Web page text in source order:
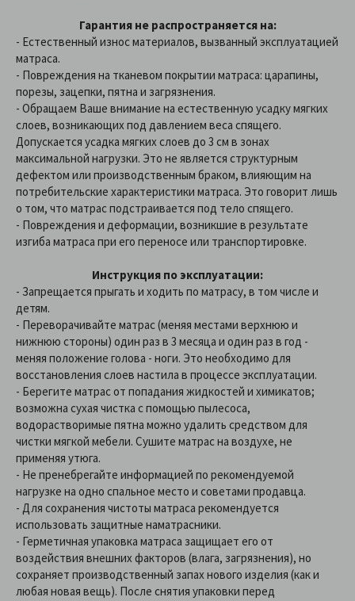
Гарантия не распространяется на:
- Естественный износ материалов, вызванный эксплуатацией
матраса.
- Повреждения на тканевом покрытии матраса: царапины,
порезы, зацепки, пятна и загрязнения.
- Обращаем Ваше внимание на естественную усадку мягких
слоев, возникающих под давлением веса спящего.
Допускается усадка мягких слоев до 3 см в зонах
максимальной нагрузки. Это не является структурным
дефектом или производственным браком, влияющим на
потребительские характеристики матраса. Это говорит лишь
о том, что матрас подстраивается под тело спящего.
- Повреждения и деформации, возникшие в результате
изгиба матраса при его переносе или транспортировке.
Инструкция по эксплуатации:
- Запрещается прыгать и ходить по матрасу, в том числе и
детям.
- Переворачивайте матрас (меняя местами верхнюю и
нижнюю стороны) один раз в 3 месяца и один раз в год -
меняя положение голова - ноги. Это необходимо для
восстановления слоев настила в процессе эксплуатации.
- Берегите матрас от попадания жидкостей и химикатов;
возможна сухая чистка с помощью пылесоса,
водорастворимые пятна можно удалить средством для
чистки мягкой мебели. Сушите матрас на воздухе, не
применяя утюга.
- Не пренебрегайте информацией по рекомендуемой
нагрузке на одно спальное место и советами продавца.
- Для сохранения чистоты матраса рекомендуется
использовать защитные наматрасники.
- Герметичная упаковка матраса защищает его от
воздействия внешних факторов (влага, загрязнения), но
сохраняет производственный запах нового изделия (как и
любая новая вещь). После снятия упаковки перед